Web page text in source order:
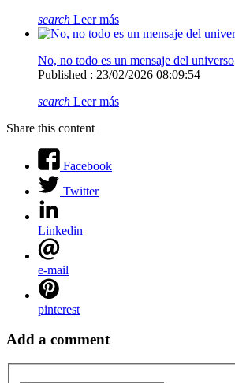
search Leer más
No, no todo es un mensaje del universo
Published : 23/02/2026 08:09:54
search Leer más
Share this content
Facebook
Twitter
Linkedin
e-mail
pinterest
Add a comment